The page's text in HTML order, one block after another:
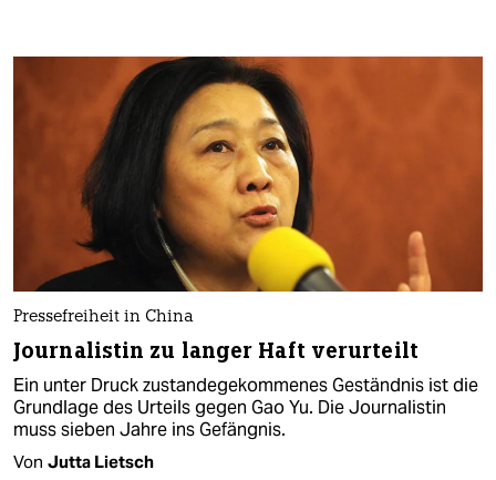
Pressefreiheit in China
Journalistin zu langer Haft verurteilt
Ein unter Druck zustandegekommenes Geständnis ist die
Grundlage des Urteils gegen Gao Yu. Die Journalistin
muss sieben Jahre ins Gefängnis.
Von Jutta Lietsch